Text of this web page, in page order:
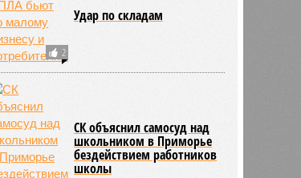
2
Удар по складам
СК объяснил самосуд над
школьником в Приморье
бездействием работников
школы